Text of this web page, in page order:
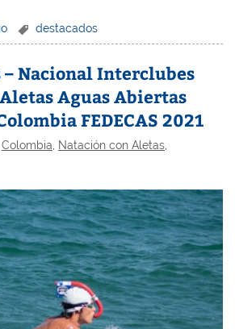
destacados
– Nacional Interclubes
Aguas Abiertas
FEDECAS 2021
Colombia Natación con Aletas